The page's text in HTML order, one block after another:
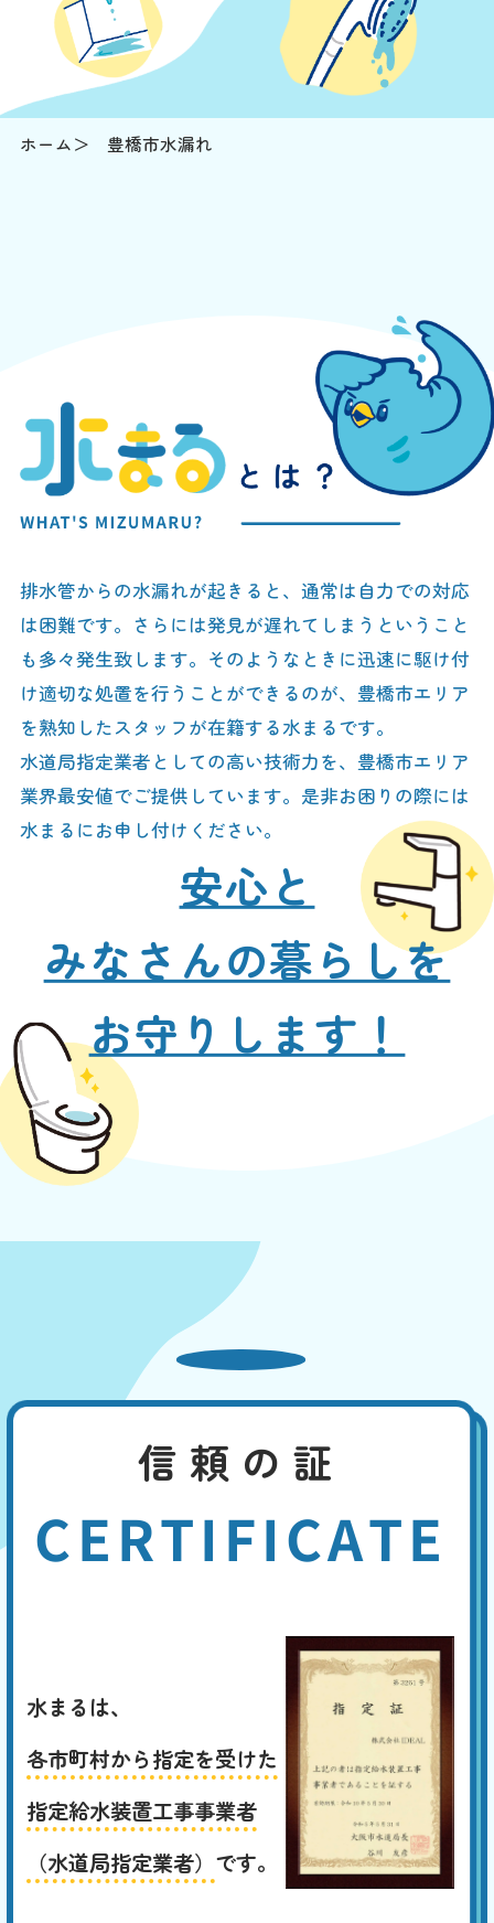
ホーム 豊橋市水漏れ
排水管からの水漏れが起きると、通常は自力での対応
は困難です。さらには発見が遅れてしまうということ
も多々発生致します。そのようなときに迅速に駆け付
け適切な処置を行うことができるのが、豊橋市エリア
を熟知したスタッフが在籍する水まるです。
水道局指定業者としての高い技術力を、豊橋市エリア
業界最安値でご提供しています。是非お困りの際には
水まるにお申し付けください。
安心と
みなさんの暮らしを
お守りします！
信頼の証
CERTIFICATE
水まるは、
各市町村から指定を受けた
指定給水装置工事事業者
（水道局指定業者） です。